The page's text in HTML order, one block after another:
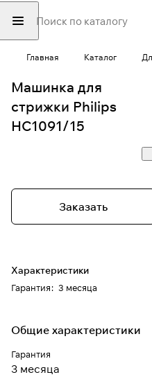
Главная Каталог
Машинка для
стрижки Philips
HC1091/15
Заказать
Характеристики
Гарантия: 3 месяца
Общие характеристики
Гарантия
3 месяца